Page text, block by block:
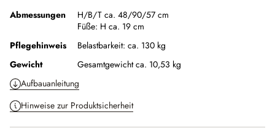
Abmessungen
H/B/T ca. 48/90/57 cm
Füße: H ca. 19 cm
Pflegehinweis
Belastbarkeit: ca. 130 kg
Gewicht
Gesamtgewicht ca. 10,53 kg
Aufbauanleitung
Hinweise zur Produktsicherheit